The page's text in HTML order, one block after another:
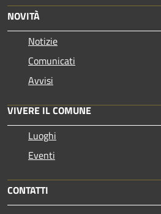
NOVITÀ
Notizie
Comunicati
Avvisi
VIVERE IL COMUNE
Luoghi
Eventi
CONTATTI